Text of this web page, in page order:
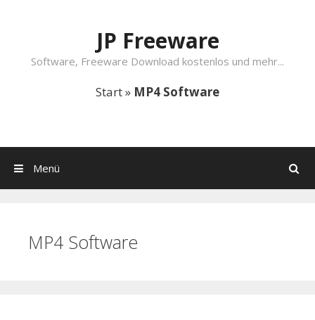
JP Freeware
Software, Freeware Download kostenlos und mehr...
Start» MP4 Software
Suchen
Menü
MP4 Software